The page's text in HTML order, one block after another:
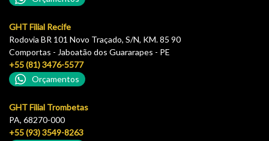
GHT Filial Recife
Rodovia BR 101 Novo Traçado, S/N, KM. 85 90
Comportas - Jaboatão dos Guararapes - PE
+55 (81) 3476-5577
Orçamentos
GHT Filial Trombetas
PA, 68270-000
+55 (93) 3549-8263